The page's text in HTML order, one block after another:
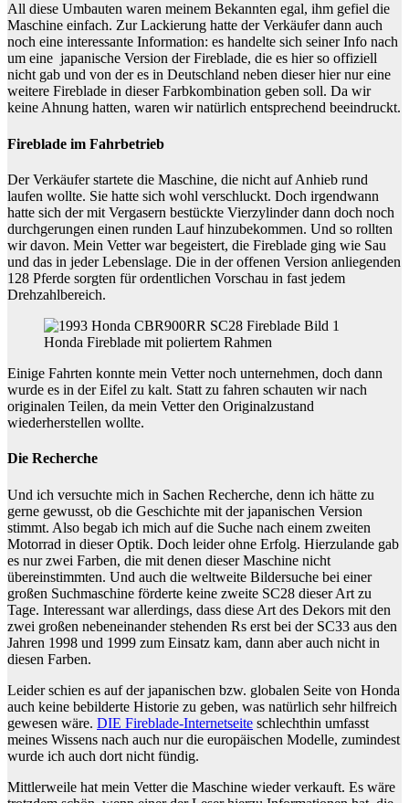
All diese Umbauten waren meinem Bekannten egal, ihm gefiel die
Maschine einfach. Zur Lackierung hatte der Verkäufer dann auch
noch eine interessante Information: es handelte sich seiner Info nach
um eine japanische Version der Fireblade, die es hier so offiziell
nicht gab und von der es in Deutschland neben dieser hier nur eine
weitere Fireblade in dieser Farbkombination geben soll. Da wir
keine Ahnung hatten, waren wir natürlich entsprechend beeindruckt.
Fireblade im Fahrbetrieb
Der Verkäufer startete die Maschine, die nicht auf Anhieb rund
laufen wollte. Sie hatte sich wohl verschluckt. Doch irgendwann
hatte sich der mit Vergasern bestückte Vierzylinder dann doch noch
durchgerungen einen runden Lauf hinzubekommen. Und so rollten
wir davon. Mein Vetter war begeistert, die Fireblade ging wie Sau
und das in jeder Lebenslage. Die in der offenen Version anliegenden
128 Pferde sorgten für ordentlichen Vorschau in fast jedem
Drehzahlbereich.
Honda Fireblade mit poliertem Rahmen
Einige Fahrten konnte mein Vetter noch unternehmen, doch dann
wurde es in der Eifel zu kalt. Statt zu fahren schauten wir nach
originalen Teilen, da mein Vetter den Originalzustand
wiederherstellen wollte.
Die Recherche
Und ich versuchte mich in Sachen Recherche, denn ich hätte zu
gerne gewusst, ob die Geschichte mit der japanischen Version
stimmt. Also begab ich mich auf die Suche nach einem zweiten
Motorrad in dieser Optik. Doch leider ohne Erfolg. Hierzulande gab
es nur zwei Farben, die mit denen dieser Maschine nicht
übereinstimmten. Und auch die weltweite Bildersuche bei einer
großen Suchmaschine förderte keine zweite SC28 dieser Art zu
Tage. Interessant war allerdings, dass diese Art des Dekors mit den
zwei großen nebeneinander stehenden Rs erst bei der SC33 aus den
Jahren 1998 und 1999 zum Einsatz kam, dann aber auch nicht in
diesen Farben.
Leider schien es auf der japanischen bzw. globalen Seite von Honda
auch keine bebilderte Historie zu geben, was natürlich sehr hilfreich
gewesen wäre. DIE Fireblade-Internetseite schlechthin umfasst
meines Wissens nach auch nur die europäischen Modelle, zumindest
wurde ich auch dort nicht fündig.
Mittlerweile hat mein Vetter die Maschine wieder verkauft. Es wäre